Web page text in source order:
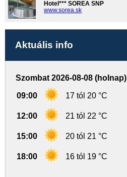
Hotel*** SOREA SNP
www.sorea.sk
Aktuális info
Szombat 2026-08-08 (holnap)
09:00 17 tól 20 °C
12:00 21 tól 22 °C
15:00 20 tól 21 °C
18:00 16 tól 19 °C